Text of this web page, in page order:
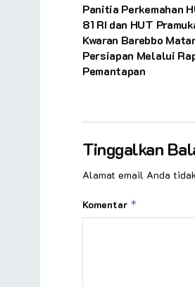
Panitia Perkemahan
81 RI dan HUT
Kwaran Barebbo
Persiapan Melalui
Pemantapan
Tinggalkan
Alamat email Anda
Komentar *